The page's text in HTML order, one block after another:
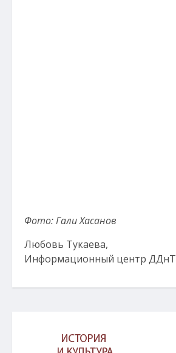
Фото: Гали Хасанов
Любовь Тукаева,
Информационный центр ДДнТ